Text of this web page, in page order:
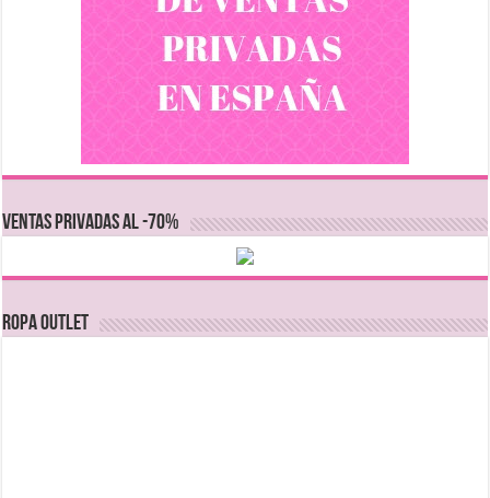
VENTAS PRIVADAS AL -70%
Ropa Outlet